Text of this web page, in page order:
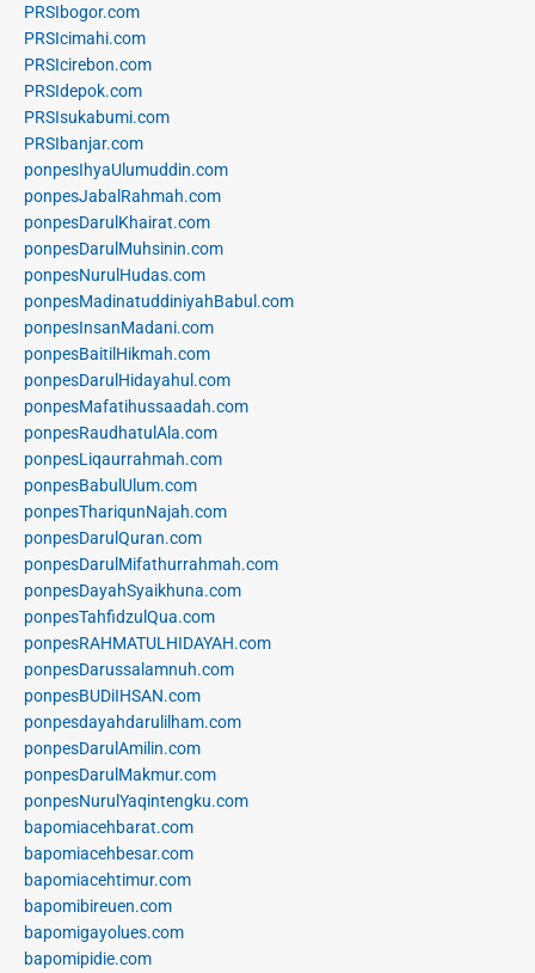
PRSIbogor.com
PRSIcimahi.com
PRSIcirebon.com
PRSIdepok.com
PRSIsukabumi.com
PRSIbanjar.com
ponpesIhyaUlumuddin.com
ponpesJabalRahmah.com
ponpesDarulKhairat.com
ponpesDarulMuhsinin.com
ponpesNurulHudas.com
ponpesMadinatuddiniyahBabul.com
ponpesInsanMadani.com
ponpesBaitilHikmah.com
ponpesDarulHidayahul.com
ponpesMafatihussaadah.com
ponpesRaudhatulAla.com
ponpesLiqaurrahmah.com
ponpesBabulUlum.com
ponpesThariqunNajah.com
ponpesDarulQuran.com
ponpesDarulMifathurrahmah.com
ponpesDayahSyaikhuna.com
ponpesTahfidzulQua.com
ponpesRAHMATULHIDAYAH.com
ponpesDarussalamnuh.com
ponpesBUDiIHSAN.com
ponpesdayahdarulilham.com
ponpesDarulAmilin.com
ponpesDarulMakmur.com
ponpesNurulYaqintengku.com
bapomiacehbarat.com
bapomiacehbesar.com
bapomiacehtimur.com
bapomibireuen.com
bapomigayolues.com
bapomipidie.com